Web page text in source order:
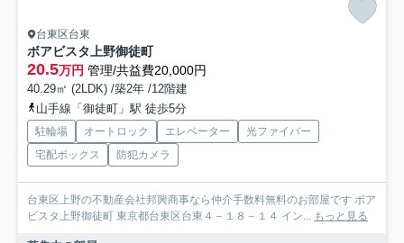
台東区台東
ボアビスタ上野御徒町
20.5万円 管理/共益費20,000円
40.29㎡ (2LDK) /築2年 /12階建
山手線「御徒町」駅 徒歩5分
駐輪場 オートロック エレベーター
光ファイバー
宅配ボックス
防犯カメラ
台東区上野の不動産会社邦興商事なら仲介手数料無料のお部屋です ボア
ビスタ上野御徒町 東京都台東区台東４－１８－１４ イン... もっと見る